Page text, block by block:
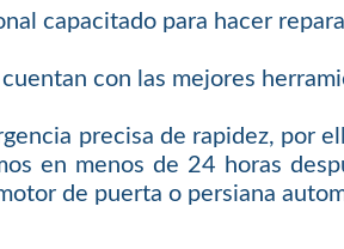
capacitado para hacer
con las mejores
precisa de rapidez, por
en menos de 24 horas
de puerta o persiana